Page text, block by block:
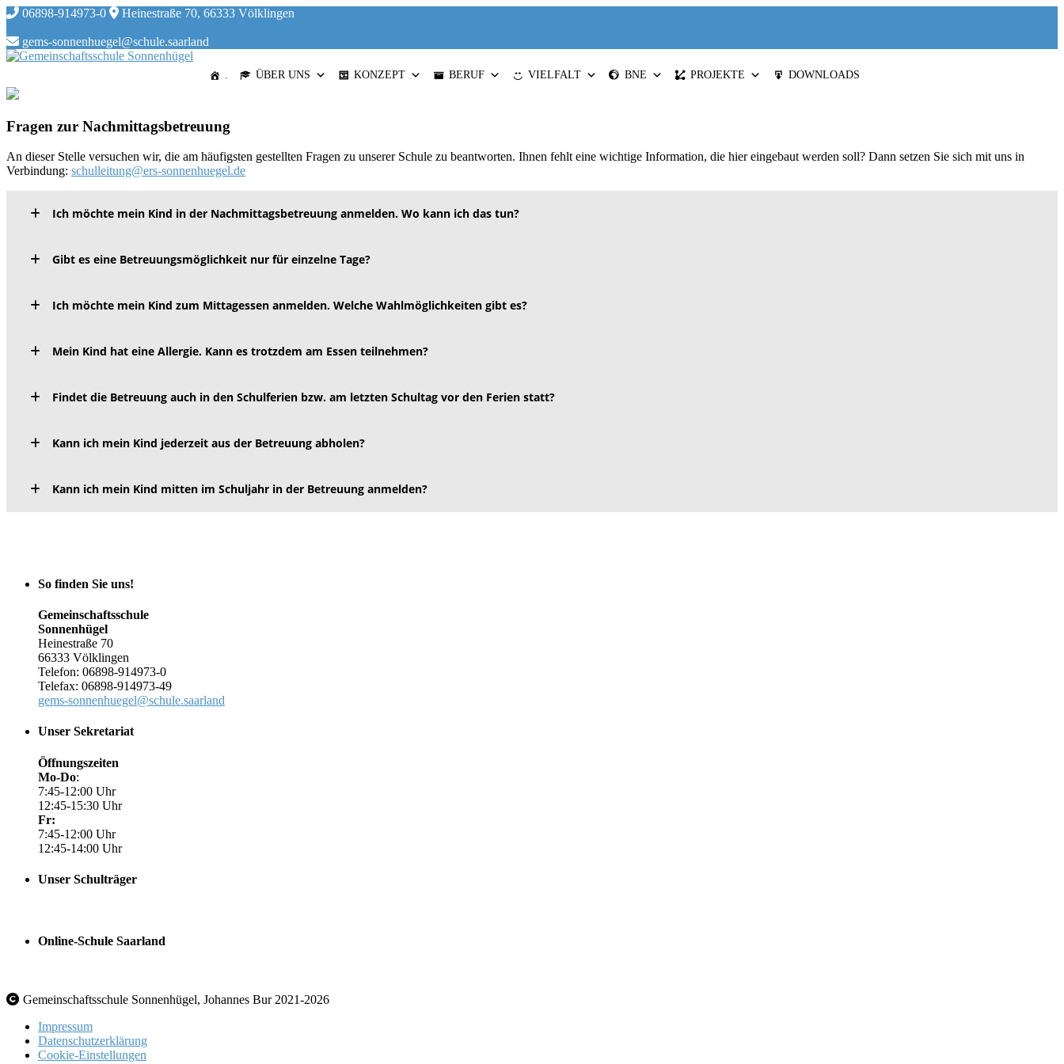
Skip
content
06898-914973-0 Heinestraße 70, 66333 Völklingen
gems-sonnenhuegel@schule.saarland
. ÜBER UNS KONZEPT BERUF VIELFALT BNE PROJEKTE DOWNLOADS
Fragen zur Nachmittagsbetreuung
An dieser Stelle versuchen wir, die am häufigsten gestellten Fragen zu unserer Schule zu beantworten. Ihnen fehlt eine wichtige Information, die hier eingebaut werden soll? Dann setzen Sie sich mit uns in
Verbindung: schulleitung@ers-sonnenhuegel.de
Ich möchte mein Kind in der Nachmittagsbetreuung anmelden. Wo kann ich das tun?
Gibt es eine Betreuungsmöglichkeit nur für einzelne Tage?
Ich möchte mein Kind zum Mittagessen anmelden. Welche Wahlmöglichkeiten gibt es?
Mein Kind hat eine Allergie. Kann es trotzdem am Essen teilnehmen?
Findet die Betreuung auch in den Schulferien bzw. am letzten Schultag vor den Ferien statt?
Kann ich mein Kind jederzeit aus der Betreuung abholen?
Kann ich mein Kind mitten im Schuljahr in der Betreuung anmelden?
So finden Sie uns!
Gemeinschaftsschule
Sonnenhügel
Heinestraße 70
66333 Völklingen
Telefon: 06898-914973-0
Telefax: 06898-914973-49
gems-sonnenhuegel@schule.saarland
Unser Sekretariat
Öffnungszeiten
Mo-Do:
7:45-12:00 Uhr
12:45-15:30 Uhr
Fr:
7:45-12:00 Uhr
12:45-14:00 Uhr
Unser Schulträger
Online-Schule Saarland
Gemeinschaftsschule Sonnenhügel, Johannes Bur 2021-2026
Impressum
Datenschutzerklärung
Cookie-Einstellungen